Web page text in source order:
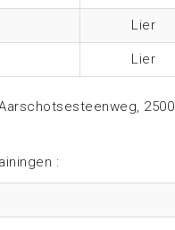
Lier
Lier
2500
: